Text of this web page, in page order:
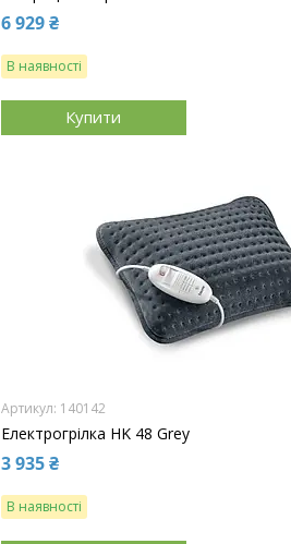
6 929 ₴
В наявності
Купити
140142
Електрогрілка HK 48 Grey
3 935 ₴
В наявності